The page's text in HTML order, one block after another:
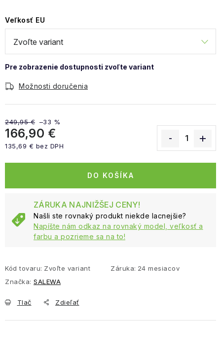
Veľkosť EU
Možnosti doručenia
249,95 € –33 %
166,90 €
135,69 € bez DPH
DO KOŠÍKA
ZÁRUKA NAJNIŽŠEJ CENY!
Našli ste rovnaký produkt niekde lacnejšie?
Napíšte nám odkaz na rovnaký model, veľkosť a
farbu a pozrieme sa na to!
Kód tovaru: Zvoľte variant Záruka: 24 mesiacov
Značka: SALEWA
Tlač Zdieľať